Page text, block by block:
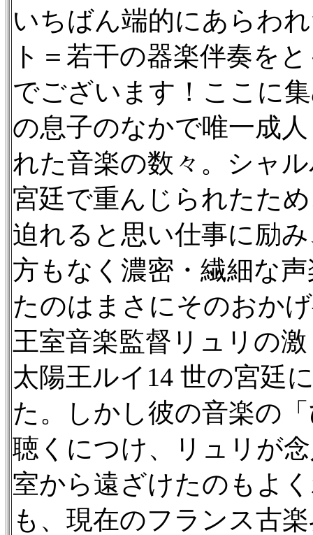
いちばん端的にあらわ
ト＝若干の器楽伴奏を
でございます！ここに
の息子のなかで唯一成
れた音楽の数々。シャ
宮廷で重んじられたた
迫れると思い仕事に励
方もなく濃密・繊細な
たのはまさにそのおか
王室音楽監督リュリの
太陽王ルイ14 世の宮廷
た。しかし彼の音楽の
聴くにつけ、リュリが
室から遠ざけたのもよ
も、現在のフランス古